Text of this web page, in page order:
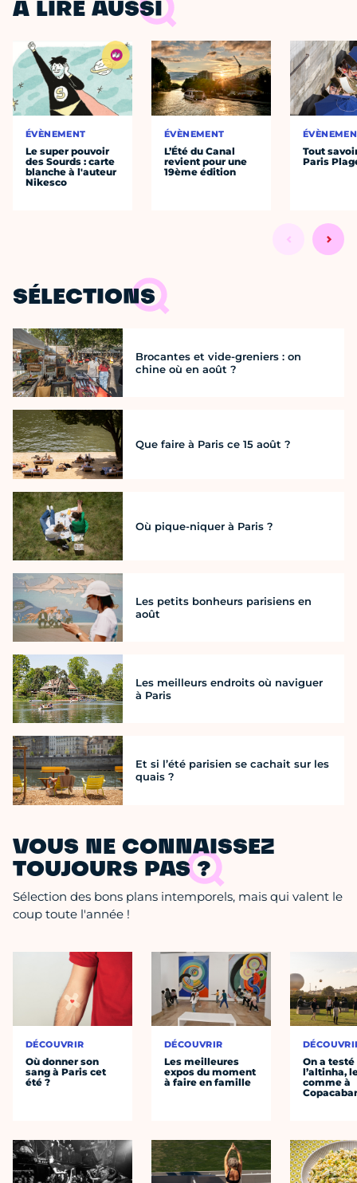
À LIRE AUSSI
ÉVÈNEMENT
Le super pouvoir
des Sourds : carte
blanche à l'auteur
Nikesco
ÉVÈNEMENT
L’Été du Canal
revient pour une
19ème édition
Tout
Paris
SÉLECTIONS
Brocantes et vide-greniers : on
chine où en août ?
Que faire à Paris ce 15 août ?
Où pique-niquer à Paris ?
Les petits bonheurs parisiens en
août
Les meilleurs endroits où naviguer
à Paris
Et si l’été parisien se cachait sur les
quais ?
VOUS NE CONNAISSEZ
TOUJOURS PAS ?
Sélection des bons plans intemporels, mais qui valent le
coup toute l'année !
DÉCOUVRIR
Où donner son
sang à Paris cet
été ?
DÉCOUVRIR
Les meilleures
expos du moment
à faire en famille
On a testé
l’altinha,
comme à